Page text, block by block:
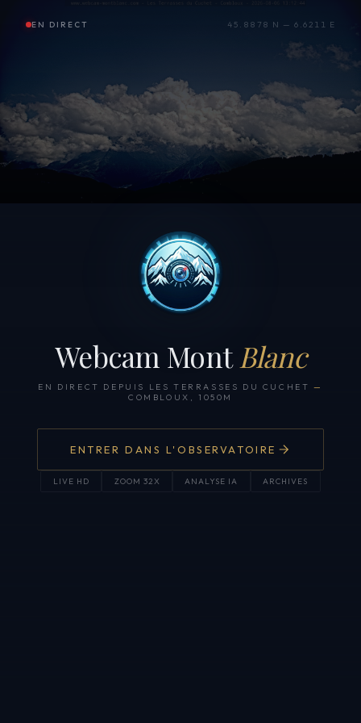
EN DIRECT 45.8878 N — 6.6211 E
Webcam Mont Blanc
EN DIRECT DEPUIS LES TERRASSES DU CUCHET —
COMBLOUX, 1050M
ENTRER DANS L'OBSERVATOIRE
LIVE HD ZOOM 32X ANALYSE IA ARCHIVES